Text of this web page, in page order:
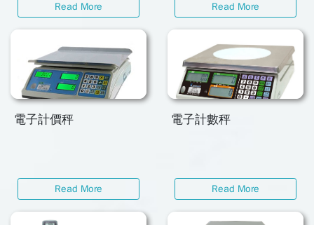
Read More Read More
電子計價秤
Read More
電子計數秤
Read More